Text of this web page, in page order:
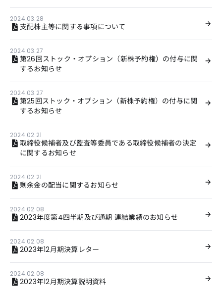
2024.03.28
支配株主等に関する事項について
2024.03.27
第26回ストック・オプション（新株予約権）の付与に関
するお知らせ
2024.03.27
第25回ストック・オプション（新株予約権）の付与に関
するお知らせ
2024.02.21
取締役候補者及び監査等委員である取締役候補者の決定
に関するお知らせ
2024.02.21
剰余金の配当に関するお知らせ
2024.02.08
2023年度第4四半期及び通期 連結業績のお知らせ
2024.02.08
2023年12月期決算レター
2024.02.08
2023年12月期決算説明資料